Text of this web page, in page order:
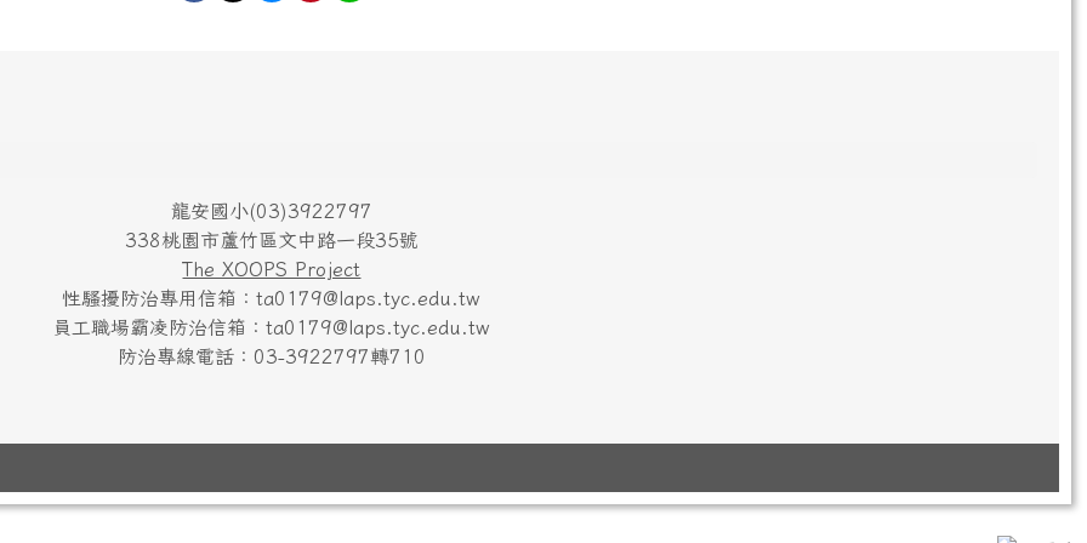
龍安國小(03)3922797
338桃園市蘆竹區文中路一段35號
The XOOPS Project
性騷擾防治專用信箱：ta0179@laps.tyc.edu.tw
員工職場霸凌防治信箱：ta0179@laps.tyc.edu.tw
防治專線電話：03-3922797轉710